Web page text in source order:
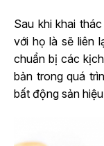
Sau khi khai
với họ là sẽ liên
chuẩn bị các
bản trong quá
bất động sản